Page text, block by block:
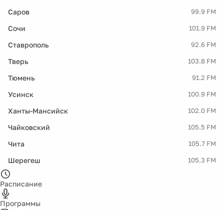
Саров 99.9 FM
Сочи 101.9 FM
Ставрополь 92.6 FM
Тверь 103.8 FM
Тюмень 91.2 FM
Усинск 100.9 FM
Ханты-Мансийск 102.0 FM
Чайковский 105.5 FM
Чита 105.7 FM
Шерегеш 105.3 FM
Расписание
Программы